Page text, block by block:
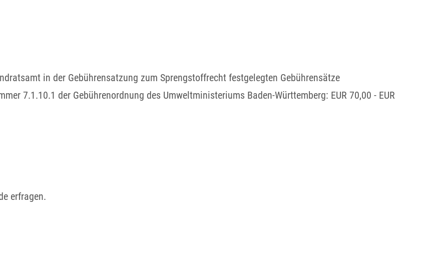
in der Gebührensatzung zum Sprengstoffrecht festgelegten Gebührensätze
7.1.10.1 der Gebührenordnung des Umweltministeriums Baden-Württemberg: EUR 70,00 - EUR
erfragen.